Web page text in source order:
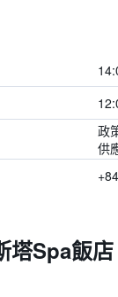
政
供
塔Spa飯